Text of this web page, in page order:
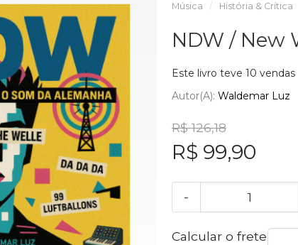
Música História & Crítica
NDW / New
Este livro teve 10 vendas
Autor(a): Waldemar Luz
R$ 126,18
R$ 99,90
-
Calcular o frete